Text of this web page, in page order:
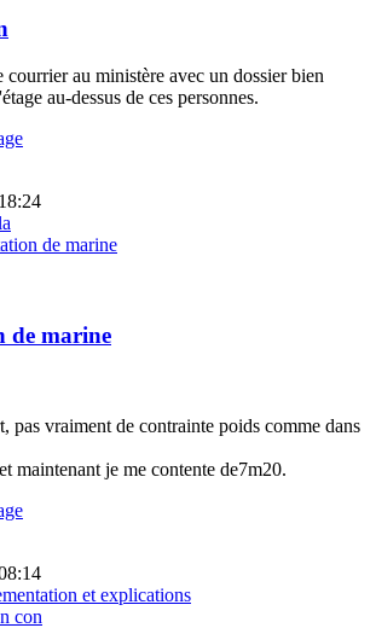
courrier au ministère avec un dossier bien
au-dessus de ces personnes.
de marine
de marine
pas vraiment de contrainte poids comme dans
maintenant je me contente de7m20.
et explications
con